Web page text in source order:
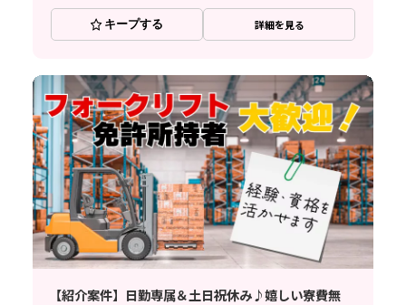
キープする 詳細を見る
【紹介案件】日勤専属＆土日祝休み♪嬉しい寮費無